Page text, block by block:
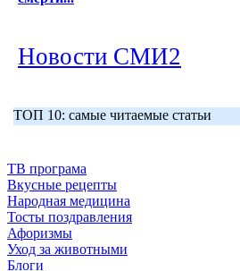
Новости СМИ2
ТОП 10: самые читаемые статьи
ТВ програма
Вкусные рецепты
Народная медицина
Тосты поздравления
Афоризмы
Уход за животными
Блоги